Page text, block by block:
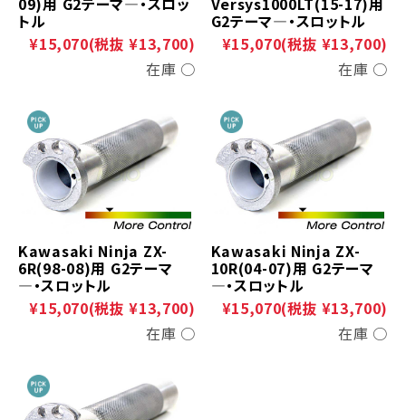
トル
¥15,070(税抜 ¥13,700)
在庫 ○
G2テーマ―・スロットル
¥15,070(税抜 ¥13,700)
在庫 ○
Kawasaki Ninja ZX-
6R(98-08)用 G2テーマ
―・スロットル
¥15,070(税抜 ¥13,700)
在庫 ○
Kawasaki Ninja ZX-
10R(04-07)用 G2テーマ
―・スロットル
¥15,070(税抜 ¥13,700)
在庫 ○